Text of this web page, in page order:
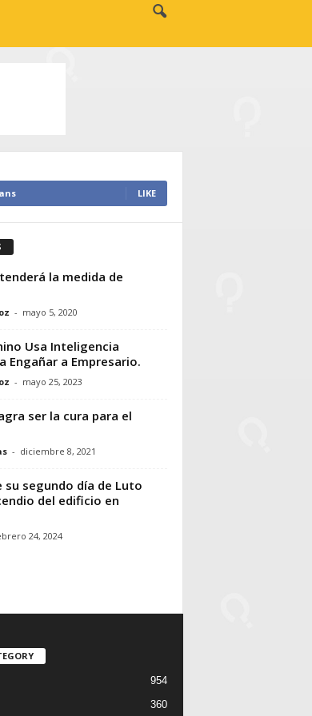
LIKE
la medida de
- mayo 5, 2020
Usa Inteligencia
Engañar a Empresario.
- mayo 25, 2023
ser la cura para el
- diciembre 8, 2021
su segundo día de Luto
del edificio en
24, 2024
954
360